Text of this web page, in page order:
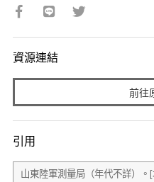
資源連結
前往
引用